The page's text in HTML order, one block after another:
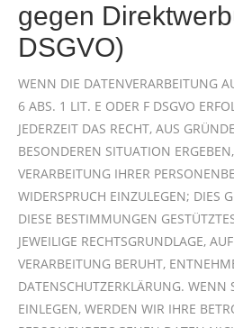
gegen
DSGVO)
WENN DIE DATENVERARBEITUNG
6 ABS. 1 LIT. E ODER F DSGVO
JEDERZEIT DAS RECHT, AUS
BESONDEREN SITUATION
VERARBEITUNG IHRER
WIDERSPRUCH EINZULEGEN; DIES
DIESE BESTIMMUNGEN
JEWEILIGE RECHTSGRUNDLAGE,
VERARBEITUNG BERUHT,
DATENSCHUTZERKLÄRUNG. WENN
EINLEGEN, WERDEN WIR IHRE